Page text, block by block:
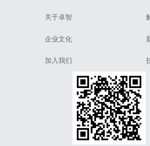
关于卓智
企业文化
加入我们